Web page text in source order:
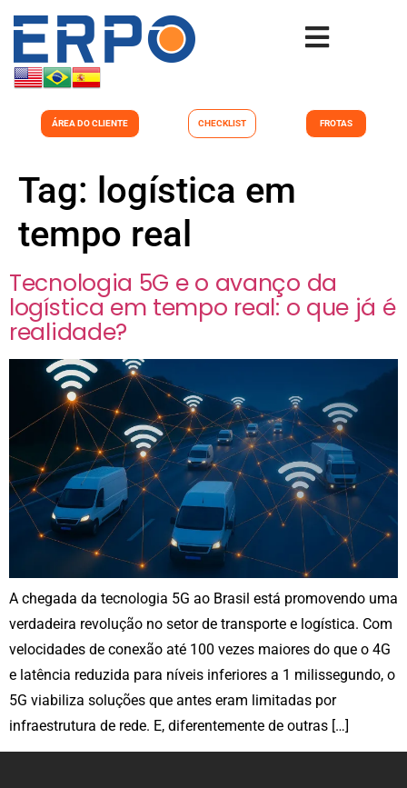
ÁREA DO CLIENTE CHECKLIST FROTAS
Tag: logística em
tempo real
Tecnologia 5G e o avanço da
logística em tempo real: o que já é
realidade?
A chegada da tecnologia 5G ao Brasil está promovendo uma
verdadeira revolução no setor de transporte e logística. Com
velocidades de conexão até 100 vezes maiores do que o 4G
e latência reduzida para níveis inferiores a 1 milissegundo, o
5G viabiliza soluções que antes eram limitadas por
infraestrutura de rede. E, diferentemente de outras […]